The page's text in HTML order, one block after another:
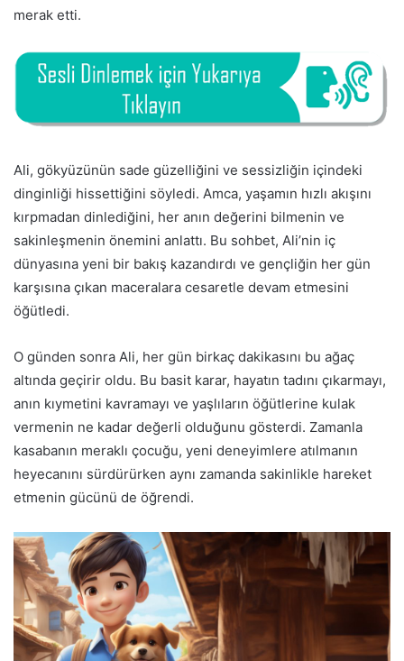
merak etti.
Ali, gökyüzünün sade güzelliğini ve sessizliğin içindeki
dinginliği hissettiğini söyledi. Amca, yaşamın hızlı akışını
kırpmadan dinlediğini, her anın değerini bilmenin ve
sakinleşmenin önemini anlattı. Bu sohbet, Ali’nin iç
dünyasına yeni bir bakış kazandırdı ve gençliğin her gün
karşısına çıkan maceralara cesaretle devam etmesini
öğütledi.
O günden sonra Ali, her gün birkaç dakikasını bu ağaç
altında geçirir oldu. Bu basit karar, hayatın tadını çıkarmayı,
anın kıymetini kavramayı ve yaşlıların öğütlerine kulak
vermenin ne kadar değerli olduğunu gösterdi. Zamanla
kasabanın meraklı çocuğu, yeni deneyimlere atılmanın
heyecanını sürdürürken aynı zamanda sakinlikle hareket
etmenin gücünü de öğrendi.